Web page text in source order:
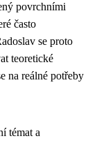
povrchními
často
se proto
teoretické
na reálné potřeby
témat a